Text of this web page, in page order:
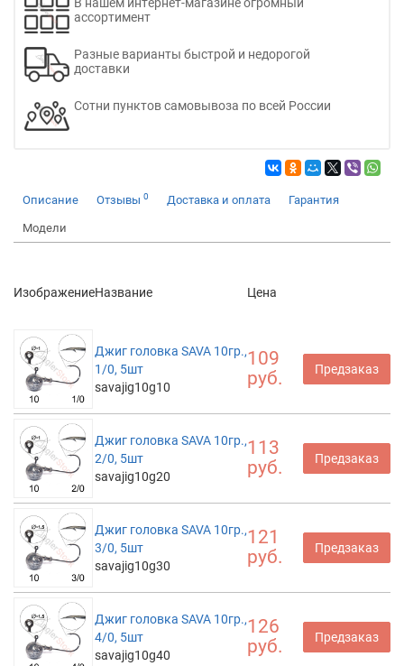
ассортимент
Разные варианты быстрой и недорогой
доставки
Сотни пунктов самовывоза по всей России
Описание Отзывы 0 Доставка и оплата Гарантия
Модели
ИзображениеНазвание Цена
Джиг головка SAVA 10гр.,
1/0, 5шт
savajig10g10
109
руб.
Предзаказ
Джиг головка SAVA 10гр.,
2/0, 5шт
savajig10g20
113
руб.
Предзаказ
Джиг головка SAVA 10гр.,
3/0, 5шт
savajig10g30
121
руб.
Предзаказ
Джиг головка SAVA 10гр.,
4/0, 5шт
savajig10g40
126
руб.
Предзаказ